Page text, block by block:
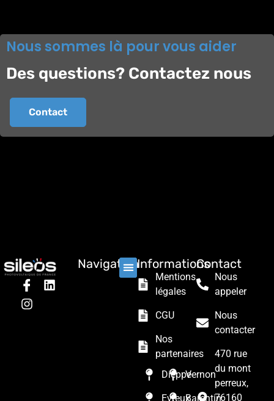
Nous sommes là pour vous aider
Des questions? Contactez nous
Contact
NavigationInformations
Mentions
légales
CGU
Nos
partenaires
Dieppe
Evreux
Vernon
Barentin
Contact
Nous
appeler
Nous
contacter
470 rue
du mont
perreux,
76160